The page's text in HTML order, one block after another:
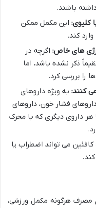
باشند.
کلیوی: این مکمل ممکن
کند.
های خاص: اگرچه در
ذکر نشده باشد، اما
را بررسی کرد.
کنند: به ویژه داروهای
فشار خون، داروهای
هر داروی دیگری که با محرک
کافئین می تواند اضطراب یا
مصرف هرگونه مکمل ورزشی،